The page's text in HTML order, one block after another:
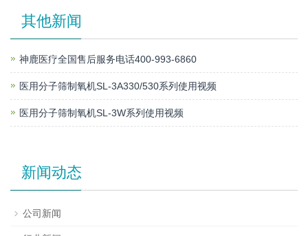
其他新闻
神鹿医疗全国售后服务电话400-993-6860
医用分子筛制氧机SL-3A330/530系列使用视频
医用分子筛制氧机SL-3W系列使用视频
新闻动态
公司新闻